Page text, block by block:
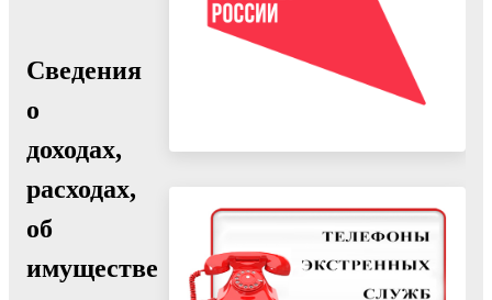
Сведения
о
доходах,
расходах,
об
имуществе